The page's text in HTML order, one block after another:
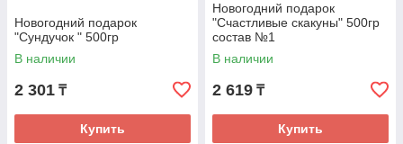
Новогодний подарок
"Сундучок " 500гр
В наличии
2 301 ₸
Купить
Новогодний подарок
"Счастливые скакуны" 500гр
состав №1
В наличии
2 619 ₸
Купить